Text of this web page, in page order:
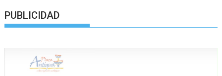
PUBLICIDAD